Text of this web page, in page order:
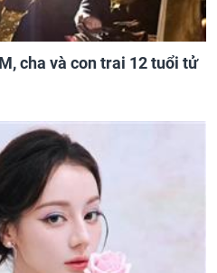
cha và con trai 12 tuổi tử